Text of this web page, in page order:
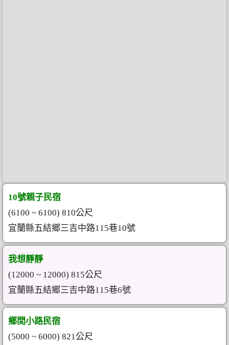
10號親子民宿
(6100 ~ 6100) 810公尺
宜蘭縣五結鄉三吉中路115巷10號
我想靜靜
(12000 ~ 12000) 815公尺
宜蘭縣五結鄉三吉中路115巷6號
鄉間小路民宿
(5000 ~ 6000) 821公尺